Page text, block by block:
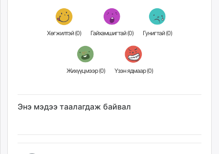
Хөгжилтэй (0) Гайхамшигтай (0) Гунигтай (0)
Жихүүцмээр (0) Үзэн ядмаар (0)
Энэ мэдээ таалагдаж байвал